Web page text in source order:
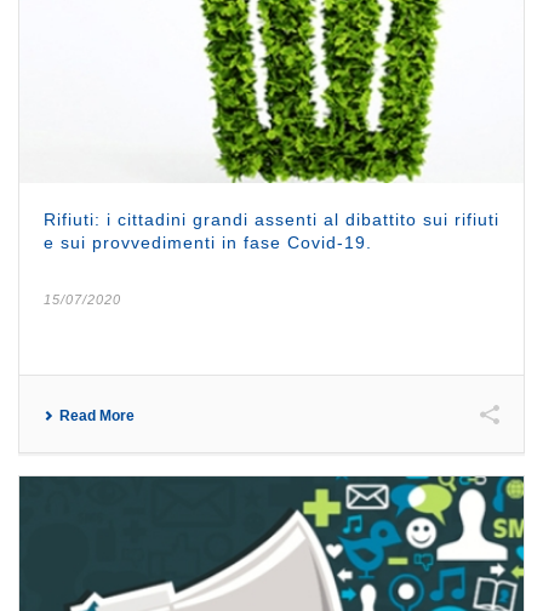
Rifiuti: i cittadini grandi assenti al dibattito sui rifiuti
e sui provvedimenti in fase Covid-19.
15/07/2020
Read More